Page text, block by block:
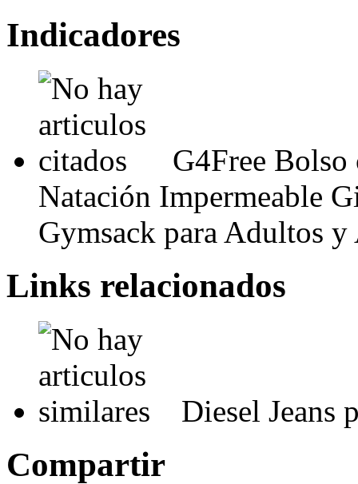
Indicadores
G4Free
Natación Impermeable
Gymsack para Adultos y
Links relacionados
Diesel Jeans
Compartir